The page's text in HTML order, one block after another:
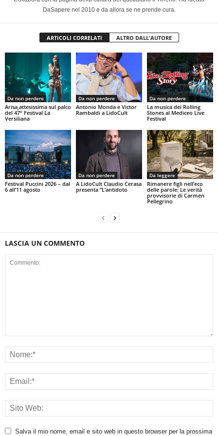
DaSapere nel 2010 e da allora se ne prende cura.
ARTICOLI CORRELATI ALTRO DALL'AUTORE
Da non perdere
Arisa,attesissima sul palco
del 47° Festival La
Versiliana
Da non perdere
Antonio Monda e Victor
Rambaldi a LidoCult
Da non perdere
La musica dei Rolling
Stones al Mediceo Live
Festival
Da non perdere
Festival Puccini 2026 – dal
6 all’11 agosto
Da non perdere
A LidoCult Claudio Cerasa
presenta “L’antidoto
Da leggere
Rimanere figli nell’eco
delle parole: Le verità
provvisorie di Carmen
Pellegrino
LASCIA UN COMMENTO
Salva il mio nome, email e sito web in questo browser per la prossima